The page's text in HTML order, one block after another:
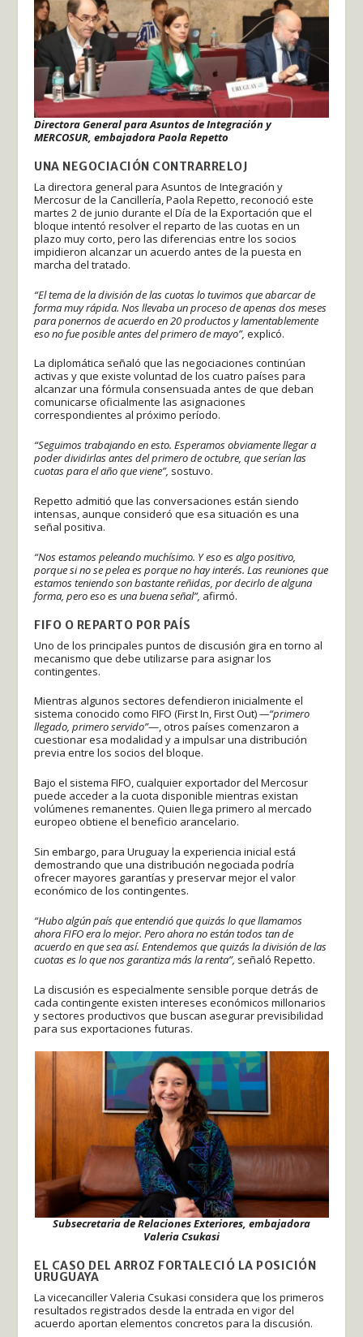
Directora General para Asuntos de Integración y
MERCOSUR, embajadora Paola Repetto
UNA NEGOCIACIÓN CONTRARRELOJ
La directora general para Asuntos de Integración y
Mercosur de la Cancillería, Paola Repetto, reconoció este
martes 2 de junio durante el Día de la Exportación que el
bloque intentó resolver el reparto de las cuotas en un
plazo muy corto, pero las diferencias entre los socios
impidieron alcanzar un acuerdo antes de la puesta en
marcha del tratado.
“El tema de la división de las cuotas lo tuvimos que abarcar de
forma muy rápida. Nos llevaba un proceso de apenas dos meses
para ponernos de acuerdo en 20 productos y lamentablemente
eso no fue posible antes del primero de mayo”, explicó.
La diplomática señaló que las negociaciones continúan
activas y que existe voluntad de los cuatro países para
alcanzar una fórmula consensuada antes de que deban
comunicarse oficialmente las asignaciones
correspondientes al próximo período.
“Seguimos trabajando en esto. Esperamos obviamente llegar a
poder dividirlas antes del primero de octubre, que serían las
cuotas para el año que viene”, sostuvo.
Repetto admitió que las conversaciones están siendo
intensas, aunque consideró que esa situación es una
señal positiva.
“Nos estamos peleando muchísimo. Y eso es algo positivo,
porque si no se pelea es porque no hay interés. Las reuniones que
estamos teniendo son bastante reñidas, por decirlo de alguna
forma, pero eso es una buena señal”, afirmó.
FIFO O REPARTO POR PAÍS
Uno de los principales puntos de discusión gira en torno al
mecanismo que debe utilizarse para asignar los
contingentes.
Mientras algunos sectores defendieron inicialmente el
sistema conocido como FIFO (First In, First Out)—“primero
llegado, primero servido”—, otros países comenzaron a
cuestionar esa modalidad y a impulsar una distribución
previa entre los socios del bloque.
Bajo el sistema FIFO, cualquier exportador del Mercosur
puede acceder a la cuota disponible mientras existan
volúmenes remanentes. Quien llega primero al mercado
europeo obtiene el beneficio arancelario.
Sin embargo, para Uruguay la experiencia inicial está
demostrando que una distribución negociada podría
ofrecer mayores garantías y preservar mejor el valor
económico de los contingentes.
“Hubo algún país que entendió que quizás lo que llamamos
ahora FIFO era lo mejor. Pero ahora no están todos tan de
acuerdo en que sea así. Entendemos que quizás la división de las
cuotas es lo que nos garantiza más la renta”, señaló Repetto.
La discusión es especialmente sensible porque detrás de
cada contingente existen intereses económicos millonarios
y sectores productivos que buscan asegurar previsibilidad
para sus exportaciones futuras.
Subsecretaria de Relaciones Exteriores, embajadora
Valeria Csukasi
EL CASO DEL ARROZ FORTALECIÓ LA POSICIÓN
URUGUAYA
La vicecanciller Valeria Csukasi considera que los primeros
resultados registrados desde la entrada en vigor del
acuerdo aportan elementos concretos para la discusión.